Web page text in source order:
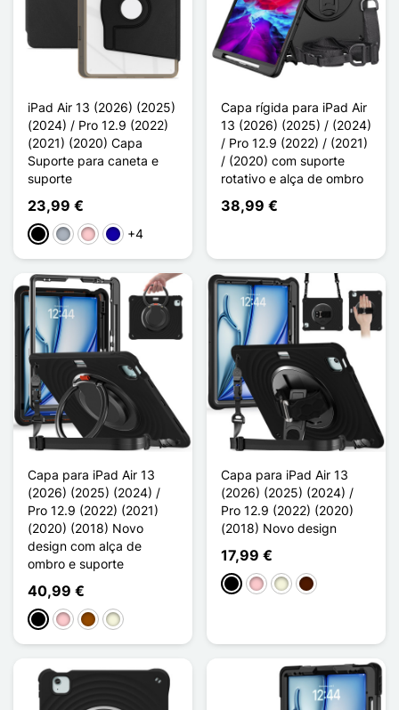
iPad Air 13 (2026) (2025)
(2024) / Pro 12.9 (2022)
(2021) (2020) Capa
Suporte para caneta e
suporte
23,99 €
PretoCinzento
RosaAzul Escuro
+4
Capa rígida para iPad Air
13 (2026) (2025) / (2024)
/ Pro 12.9 (2022) / (2021)
/ (2020) com suporte
rotativo e alça de ombro
38,99 €
Capa para iPad Air 13
(2026) (2025) (2024) /
Pro 12.9 (2022) (2021)
(2020) (2018) Novo
design com alça de
ombro e suporte
40,99 €
PretoRosaCastanho
Bege
Capa para iPad Air 13
(2026) (2025) (2024) /
Pro 12.9 (2022) (2020)
(2018) Novo design
17,99 €
PretoRosaBegeCastanho escuro